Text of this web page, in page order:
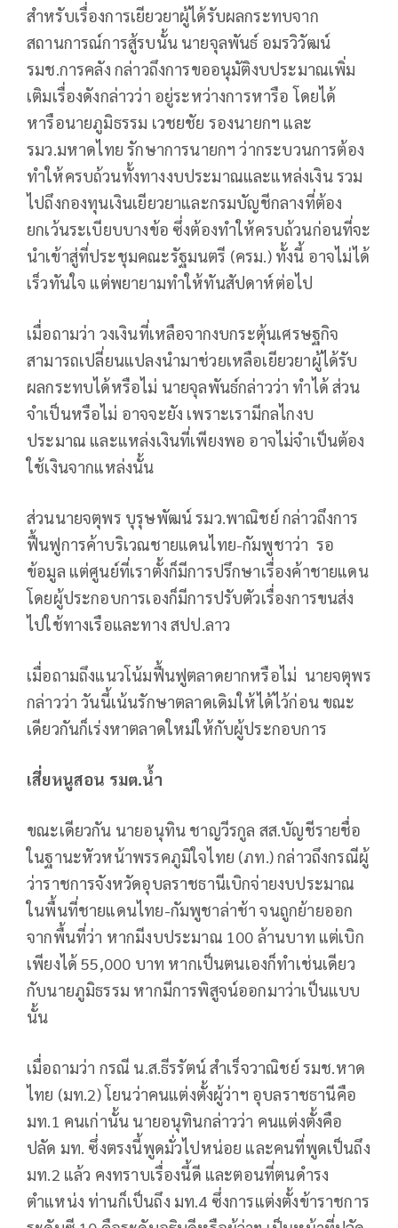
สำหรับเรื่องการเยียวยาผู้ได้รับผลกระทบจาก
สถานการณ์การสู้รบนั้น นายจุลพันธ์ อมรวิวัฒน์
รมช.การคลัง กล่าวถึงการขออนุมัติงบประมาณเพิ่ม
เติมเรื่องดังกล่าวว่า อยู่ระหว่างการหารือ โดยได้
หารือนายภูมิธรรม เวชยชัย รองนายกฯ และ
รมว.มหาดไทย รักษาการนายกฯ ว่ากระบวนการต้อง
ทำให้ครบถ้วนทั้งทางงบประมาณและแหล่งเงิน รวม
ไปถึงกองทุนเงินเยียวยาและกรมบัญชีกลางที่ต้อง
ยกเว้นระเบียบบางข้อ ซึ่งต้องทำให้ครบถ้วนก่อนที่จะ
นำเข้าสู่ที่ประชุมคณะรัฐมนตรี (ครม.) ทั้งนี้ อาจไม่ได้
เร็วทันใจ แต่พยายามทำให้ทันสัปดาห์ต่อไป
เมื่อถามว่า วงเงินที่เหลือจากงบกระตุ้นเศรษฐกิจ
สามารถเปลี่ยนแปลงนำมาช่วยเหลือเยียวยาผู้ได้รับ
ผลกระทบได้หรือไม่ นายจุลพันธ์กล่าวว่า ทำได้ ส่วน
จำเป็นหรือไม่ อาจจะยัง เพราะเรามีกลไกงบ
ประมาณ และแหล่งเงินที่เพียงพอ อาจไม่จำเป็นต้อง
ใช้เงินจากแหล่งนั้น
ส่วนนายจตุพร บุรุษพัฒน์ รมว.พาณิชย์ กล่าวถึงการ
ฟื้นฟูการค้าบริเวณชายแดนไทย-กัมพูชาว่า รอ
ข้อมูล แต่ศูนย์ที่เราตั้งก็มีการปรึกษาเรื่องค้าชายแดน
โดยผู้ประกอบการเองก็มีการปรับตัวเรื่องการขนส่ง
ไปใช้ทางเรือและทาง สปป.ลาว
เมื่อถามถึงแนวโน้มฟื้นฟูตลาดยากหรือไม่ นายจตุพร
กล่าวว่า วันนี้เน้นรักษาตลาดเดิมให้ได้ไว้ก่อน ขณะ
เดียวกันก็เร่งหาตลาดใหม่ให้กับผู้ประกอบการ
เสี่ยหนูสอน รมต.น้ำ
ขณะเดียวกัน นายอนุทิน ชาญวีรกูล สส.บัญชีรายชื่อ
ในฐานะหัวหน้าพรรคภูมิใจไทย (ภท.) กล่าวถึงกรณีผู้
ว่าราชการจังหวัดอุบลราชธานีเบิกจ่ายงบประมาณ
ในพื้นที่ชายแดนไทย-กัมพูชาล่าช้า จนถูกย้ายออก
จากพื้นที่ว่า หากมีงบประมาณ 100 ล้านบาท แต่เบิก
เพียงได้ 55,000 บาท หากเป็นตนเองก็ทำเช่นเดียว
กับนายภูมิธรรม หากมีการพิสูจน์ออกมาว่าเป็นแบบ
นั้น
เมื่อถามว่า กรณี น.ส.ธีรรัตน์ สำเร็จวาณิชย์ รมช.หาด
ไทย (มท.2) โยนว่าคนแต่งตั้งผู้ว่าฯ อุบลราชธานีคือ
มท.1 คนเก่านั้น นายอนุทินกล่าวว่า คนแต่งตั้งคือ
ปลัด มท. ซึ่งตรงนี้พูดมั่วไปหน่อย และคนที่พูดเป็นถึง
มท.2 แล้ว คงทราบเรื่องนี้ดี และตอนที่ตนดำรง
ตำแหน่ง ท่านก็เป็นถึง มท.4 ซึ่งการแต่งตั้งข้าราชการ